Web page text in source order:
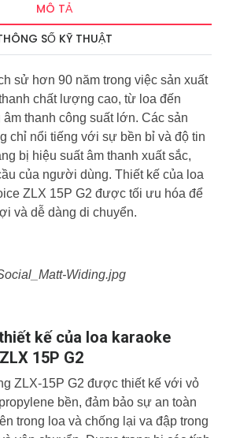
MÔ TẢ
SỐ KỸ THUẬT
sử hơn 90 năm trong việc sản xuất
chất lượng cao, từ loa đến
thanh công suất lớn. Các sản
chỉ nổi tiếng với sự bền bỉ và độ tin
bị hiệu suất âm thanh xuất sắc,
của người dùng. Thiết kế của loa
ZLX 15P G2 được tối ưu hóa để
và dễ dàng di chuyển.
kế của loa karaoke
15P G2
ZLX-15P G2 được thiết kế với vỏ
bền, đảm bảo sự an toàn
trong loa và chống lại va đập trong